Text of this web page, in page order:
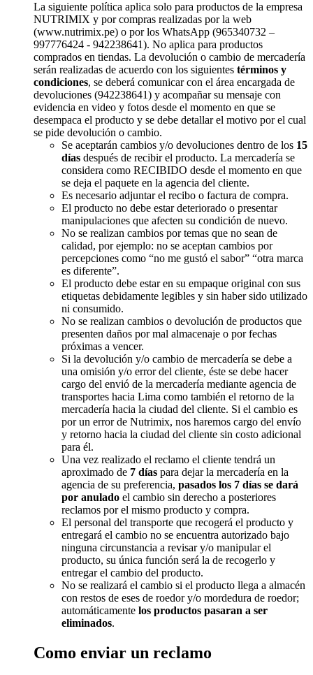
La siguiente política aplica solo para productos de la empresa
NUTRIMIX y por compras realizadas por la web
(www.nutrimix.pe) o por los WhatsApp (965340732 –
997776424 - 942238641). No aplica para productos
comprados en tiendas. La devolución o cambio de mercadería
serán realizadas de acuerdo con los siguientes términos y
condiciones, se deberá comunicar con el área encargada de
devoluciones (942238641) y acompañar su mensaje con
evidencia en video y fotos desde el momento en que se
desempaca el producto y se debe detallar el motivo por el cual
se pide devolución o cambio.
Se aceptarán cambios y/o devoluciones dentro de los 15
días después de recibir el producto. La mercadería se
considera como RECIBIDO desde el momento en que
se deja el paquete en la agencia del cliente.
Es necesario adjuntar el recibo o factura de compra.
El producto no debe estar deteriorado o presentar
manipulaciones que afecten su condición de nuevo.
No se realizan cambios por temas que no sean de
calidad, por ejemplo: no se aceptan cambios por
percepciones como “no me gustó el sabor” “otra marca
es diferente”.
El producto debe estar en su empaque original con sus
etiquetas debidamente legibles y sin haber sido utilizado
ni consumido.
No se realizan cambios o devolución de productos que
presenten daños por mal almacenaje o por fechas
próximas a vencer.
Si la devolución y/o cambio de mercadería se debe a
una omisión y/o error del cliente, éste se debe hacer
cargo del envió de la mercadería mediante agencia de
transportes hacia Lima como también el retorno de la
mercadería hacia la ciudad del cliente. Si el cambio es
por un error de Nutrimix, nos haremos cargo del envío
y retorno hacia la ciudad del cliente sin costo adicional
para él.
Una vez realizado el reclamo el cliente tendrá un
aproximado de 7 días para dejar la mercadería en la
agencia de su preferencia, pasados los 7 días se dará
por anulado el cambio sin derecho a posteriores
reclamos por el mismo producto y compra.
El personal del transporte que recogerá el producto y
entregará el cambio no se encuentra autorizado bajo
ninguna circunstancia a revisar y/o manipular el
producto, su única función será la de recogerlo y
entregar el cambio del producto.
No se realizará el cambio si el producto llega a almacén
con restos de eses de roedor y/o mordedura de roedor;
automáticamente los productos pasaran a ser
eliminados.
Como enviar un reclamo